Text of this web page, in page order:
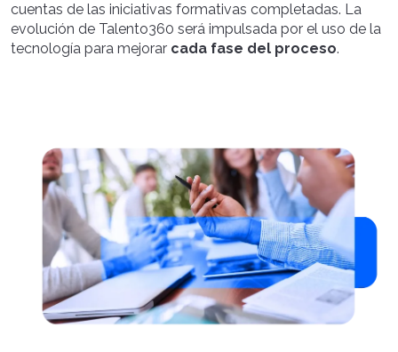
cuentas de las iniciativas formativas completadas. La
evolución de Talento360 será impulsada por el uso de la
tecnología para mejorar cada fase del proceso.